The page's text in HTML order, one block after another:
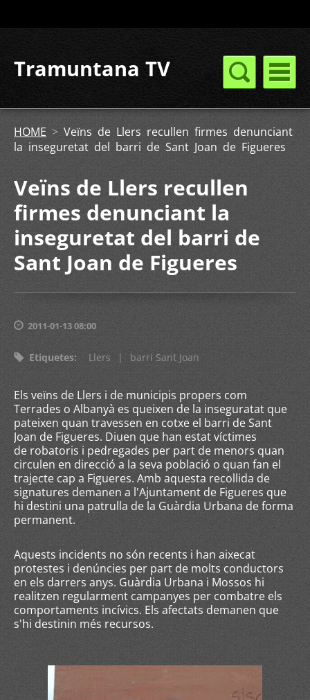
Tramuntana TV
HOME > Veïns de Llers recullen firmes denunciant
la inseguretat del barri de Sant Joan de Figueres
Veïns de Llers recullen
firmes denunciant la
inseguretat del barri de
Sant Joan de Figueres
2011-01-13 08:00
Etiquetes: Llers | barri Sant Joan
Els veïns de Llers i de municipis propers com
Terrades o Albanyà es queixen de la inseguratat que
pateixen quan travessen en cotxe el barri de Sant
Joan de Figueres. Diuen que han estat víctimes
de robatoris i pedregades per part de menors quan
circulen en direcció a la seva població o quan fan el
trajecte cap a Figueres. Amb aquesta recollida de
signatures demanen a l'Ajuntament de Figueres que
hi destini una patrulla de la Guàrdia Urbana de forma
permanent.
Aquests incidents no són recents i han aixecat
protestes i denúncies per part de molts conductors
en els darrers anys. Guàrdia Urbana i Mossos hi
realitzen regularment campanyes per combatre els
comportaments incívics. Els afectats demanen que
s'hi destinin més recursos.